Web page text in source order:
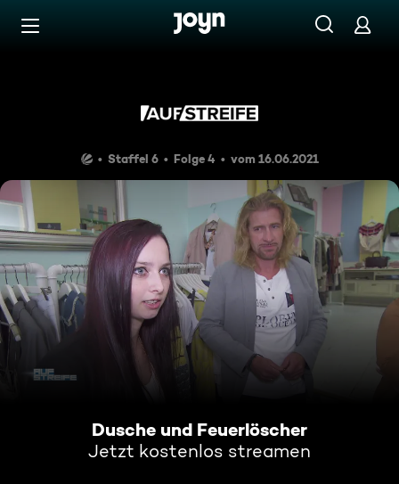
Zum Inhalt springen
Staffel 6 Folge 4 vom 16.06.2021
Dusche und Feuerlöscher
Jetzt kostenlos streamen